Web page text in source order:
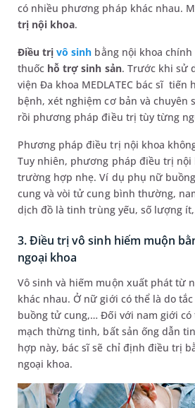
có nhiều phương pháp khác nhau.
trị nội khoa.
Điều trịvô sinh bằng nội khoa
thuốc hỗ trợ sinh sản. Trước khi sử
viện Đa khoa MEDLATEC bác sĩ tiến
bệnh, xét nghiệm cơ bản và chuyên
rồi phương pháp điều trị tùy từng
Phương pháp điều trị nội khoa
Tuy nhiên, phương pháp điều trị nội
trường hợp nhẹ. Ví dụ phụ nữ
cung và vòi tử cung bình thường,
dịch đồ là tinh trùng yếu, số lượng
3. Điều trị vô sinh hiếm muộn
ngoại khoa
Vô sinh và hiếm muộn xuất phát từ
khác nhau. Ở nữ giới có thể là do
buồng tử cung,… Đối với nam giới
mạch thừng tinh, bất sản ống dẫn
hợp này, bác sĩ sẽ chỉ định điều trị
ngoại khoa.